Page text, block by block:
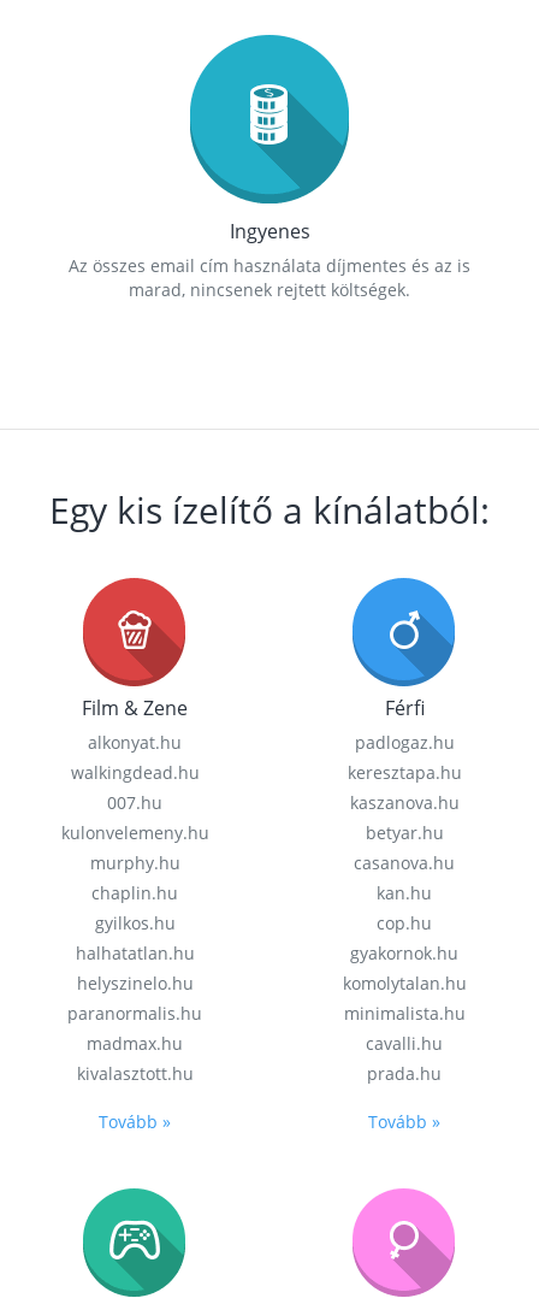
Ingyenes
Az összes email cím használata díjmentes és az is
marad, nincsenek rejtett költségek.
Egy kis ízelítő a kínálatból:
Film & Zene
alkonyat.hu
walkingdead.hu
007.hu
kulonvelemeny.hu
murphy.hu
chaplin.hu
gyilkos.hu
halhatatlan.hu
helyszinelo.hu
paranormalis.hu
madmax.hu
kivalasztott.hu
Tovább »
Férfi
padlogaz.hu
keresztapa.hu
kaszanova.hu
betyar.hu
casanova.hu
kan.hu
cop.hu
gyakornok.hu
komolytalan.hu
minimalista.hu
cavalli.hu
prada.hu
Tovább »